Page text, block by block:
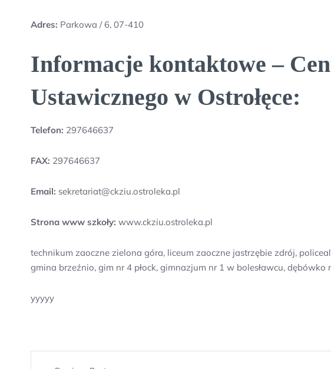
Adres: Parkowa / 6, 07-410
Informacje kontaktowe –
Ustawicznego w Ostrołęce:
Telefon: 297646637
FAX: 297646637
Email: sekretariat@ckziu.ostroleka.pl
Strona www szkoły: www.ckziu.ostroleka.pl
technikum zaoczne zielona góra, liceum zaoczne jastrzębie zdrój,
gmina brzeźnio, gim nr 4 płock, gimnazjum nr 1 w bolesławcu,
yyyyy